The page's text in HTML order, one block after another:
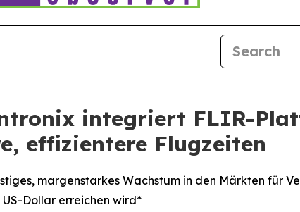
integriert FLIR-
effizientere Flugzeiten
margenstarkes Wachstum in den Märkten für
US-Dollar erreichen wird*